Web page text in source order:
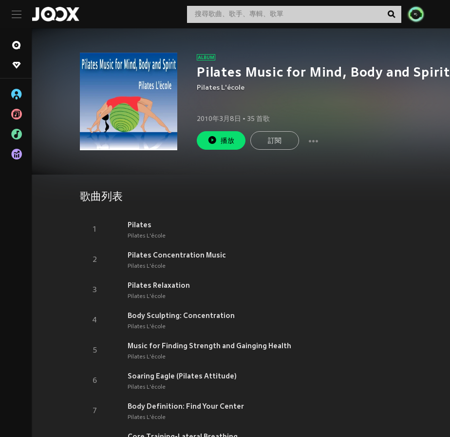
Pilates Music for Mind, Body and Spirit
Pilates L'école
2010年3月8日 • 35 首歌
播放 訂閱
歌曲列表
1
Pilates
Pilates L'école
2
Pilates Concentration Music
Pilates L'école
3
Pilates Relaxation
Pilates L'école
4
Body Sculpting: Concentration
Pilates L'école
5
Music for Finding Strength and Gainging Health
Pilates L'école
6
Soaring Eagle (Pilates Attitude)
Pilates L'école
7
Body Definition: Find Your Center
Pilates L'école